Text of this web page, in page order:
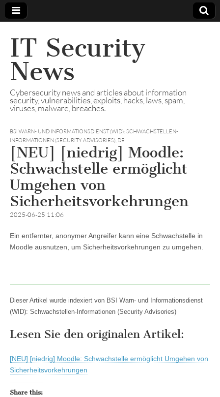
IT Security
News
Cybersecurity news and articles about information
security, vulnerabilities, exploits, hacks, laws, spam,
viruses, malware, breaches.
BSI WARN- UND INFORMATIONSDIENST (WID): SCHWACHSTELLEN-
INFORMATIONEN (SECURITY ADVISORIES), DE
[NEU] [niedrig] Moodle:
Schwachstelle ermöglicht
Umgehen von
Sicherheitsvorkehrungen
2025-06-25 11:06
Ein entfernter, anonymer Angreifer kann eine Schwachstelle in
Moodle ausnutzen, um Sicherheitsvorkehrungen zu umgehen.
Dieser Artikel wurde indexiert von BSI Warn- und Informationsdienst
(WID): Schwachstellen-Informationen (Security Advisories)
Lesen Sie den originalen Artikel:
[NEU] [niedrig] Moodle: Schwachstelle ermöglicht Umgehen von
Sicherheitsvorkehrungen
Share this: